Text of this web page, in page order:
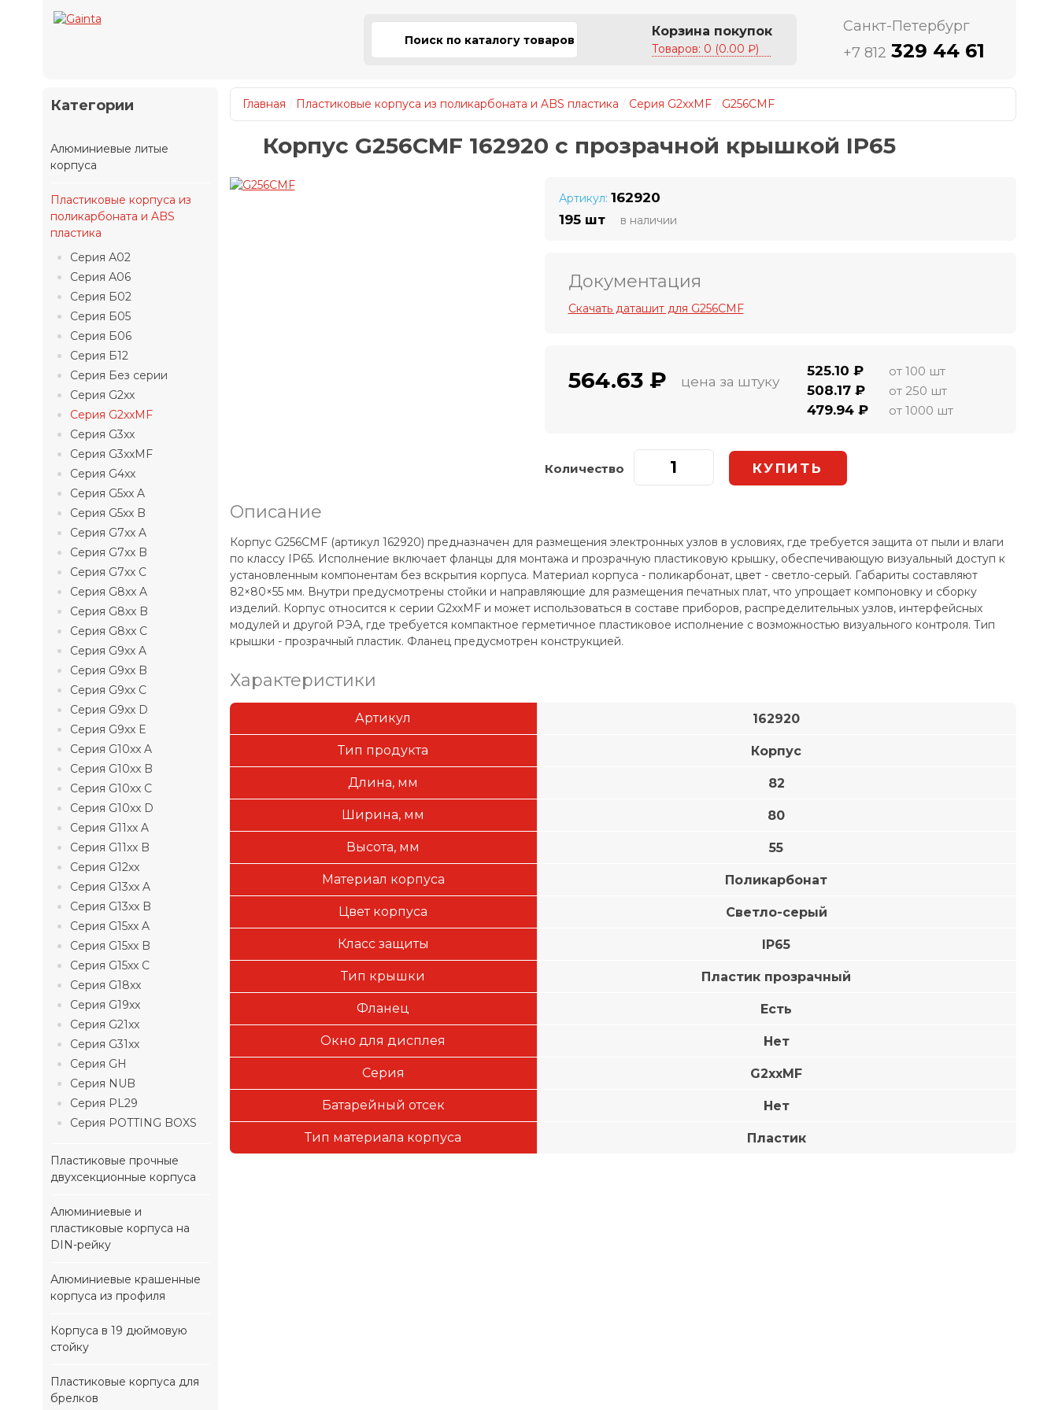
Корзина покупок
Товаров: 0 (0.00 ₽)
Санкт-Петербург
+7 812 329 44 61
Категории
Алюминиевые литые
корпуса
Пластиковые корпуса из
поликарбоната и ABS
пластика
Серия А02
Серия А06
Серия Б02
Серия Б05
Серия Б06
Серия Б12
Серия Без серии
Серия G2xx
Серия G2xxMF
Серия G3xx
Серия G3xxMF
Серия G4xx
Серия G5xx A
Серия G5xx B
Серия G7xx A
Серия G7xx B
Серия G7xx C
Серия G8xx A
Серия G8xx B
Серия G8xx C
Серия G9xx A
Серия G9xx B
Серия G9xx C
Серия G9xx D
Серия G9xx E
Серия G10xx A
Серия G10xx B
Серия G10xx C
Серия G10xx D
Серия G11xx A
Серия G11xx B
Серия G12xx
Серия G13xx A
Серия G13xx B
Серия G15xx A
Серия G15xx B
Серия G15xx C
Серия G18xx
Серия G19xx
Серия G21xx
Серия G31xx
Серия GH
Серия NUB
Серия PL29
Серия POTTING BOXS
Пластиковые прочные
двухсекционные корпуса
Алюминиевые и
пластиковые корпуса на
DIN-рейку
Алюминиевые крашенные
корпуса из профиля
Корпуса в 19 дюймовую
стойку
Пластиковые корпуса для
брелков
Главная Пластиковые корпуса из поликарбоната и ABS пластика Серия G2xxMF/ G256CMF
Корпус G256CMF 162920 с прозрачной крышкой IP65
Артикул: 162920
195 шт
в наличии
Документация
Скачать даташит для G256CMF
564.63 ₽ цена за штуку
525.10 ₽ от 100 шт
508.17 ₽ от 250 шт
479.94 ₽ от 1000 шт
Количество
Описание
Корпус G256CMF (артикул 162920) предназначен для размещения электронных узлов в условиях, где требуется защита от пыли и влаги
по классу IP65. Исполнение включает фланцы для монтажа и прозрачную пластиковую крышку, обеспечивающую визуальный доступ к
установленным компонентам без вскрытия корпуса. Материал корпуса - поликарбонат, цвет - светло-серый. Габариты составляют
82×80×55 мм. Внутри предусмотрены стойки и направляющие для размещения печатных плат, что упрощает компоновку и сборку
изделий. Корпус относится к серии G2xxMF и может использоваться в составе приборов, распределительных узлов, интерфейсных
модулей и другой РЭА, где требуется компактное герметичное пластиковое исполнение с возможностью визуального контроля. Тип
крышки - прозрачный пластик. Фланец предусмотрен конструкцией.
Характеристики
Артикул 162920
Тип продукта Корпус
Длина, мм 82
Ширина, мм 80
Высота, мм 55
Материал корпуса Поликарбонат
Цвет корпуса Светло-серый
Класс защиты IP65
Тип крышки Пластик прозрачный
Фланец Есть
Окно для дисплея Нет
Серия G2xxMF
Батарейный отсек Нет
Тип материала корпуса Пластик